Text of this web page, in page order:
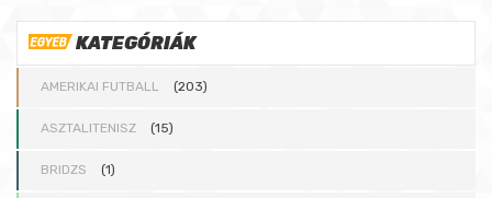
KATEGÓRIÁK
AMERIKAI FUTBALL (203)
ASZTALITENISZ (15)
BRIDZS (1)